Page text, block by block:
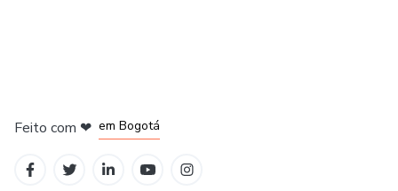
Feito com ❤ em Bogotá